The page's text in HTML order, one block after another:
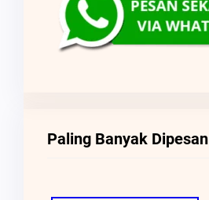
Paling Banyak Dipesan